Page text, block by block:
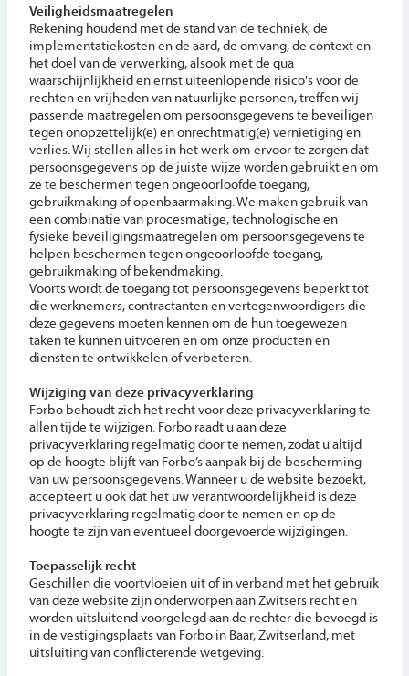
Veiligheidsmaatregelen
Rekening houdend met de stand van de techniek, de
implementatiekosten en de aard, de omvang, de context en
het doel van de verwerking, alsook met de qua
waarschijnlijkheid en ernst uiteenlopende risico's voor de
rechten en vrijheden van natuurlijke personen, treffen wij
passende maatregelen om persoonsgegevens te beveiligen
tegen onopzettelijk(e) en onrechtmatig(e) vernietiging en
verlies. Wij stellen alles in het werk om ervoor te zorgen dat
persoonsgegevens op de juiste wijze worden gebruikt en om
ze te beschermen tegen ongeoorloofde toegang,
gebruikmaking of openbaarmaking. We maken gebruik van
een combinatie van procesmatige, technologische en
fysieke beveiligingsmaatregelen om persoonsgegevens te
helpen beschermen tegen ongeoorloofde toegang,
gebruikmaking of bekendmaking.
Voorts wordt de toegang tot persoonsgegevens beperkt tot
die werknemers, contractanten en vertegenwoordigers die
deze gegevens moeten kennen om de hun toegewezen
taken te kunnen uitvoeren en om onze producten en
diensten te ontwikkelen of verbeteren.
Wijziging van deze privacyverklaring
Forbo behoudt zich het recht voor deze privacyverklaring te
allen tijde te wijzigen. Forbo raadt u aan deze
privacyverklaring regelmatig door te nemen, zodat u altijd
op de hoogte blijft van Forbo’s aanpak bij de bescherming
van uw persoonsgegevens. Wanneer u de website bezoekt,
accepteert u ook dat het uw verantwoordelijkheid is deze
privacyverklaring regelmatig door te nemen en op de
hoogte te zijn van eventueel doorgevoerde wijzigingen.
Toepasselijk recht
Geschillen die voortvloeien uit of in verband met het gebruik
van deze website zijn onderworpen aan Zwitsers recht en
worden uitsluitend voorgelegd aan de rechter die bevoegd is
in de vestigingsplaats van Forbo in Baar, Zwitserland, met
uitsluiting van conflicterende wetgeving.